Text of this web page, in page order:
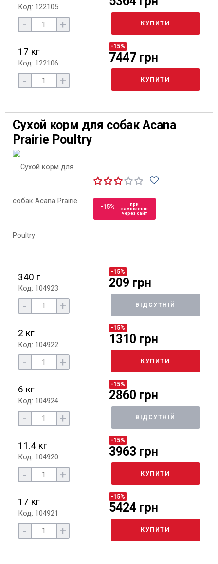
Код: 122105
- + КУПИТИ
17 кг
Код: 122106
-15%
7447 грн
- + КУПИТИ
Сухой корм для собак Acana
Prairie Poultry
-15%
при
замовленні
через сайт
340 г
Код: 104923
-15%
209 грн
- + ВІДСУТНІЙ
2 кг
Код: 104922
-15%
1310 грн
- + КУПИТИ
6 кг
Код: 104924
-15%
2860 грн
- + ВІДСУТНІЙ
11.4 кг
Код: 104920
-15%
3963 грн
- + КУПИТИ
17 кг
Код: 104921
-15%
5424 грн
- + КУПИТИ